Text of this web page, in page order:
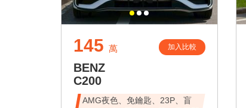
145 萬 加入比較
BENZ
C200
AMG夜色、免鑰匙、23P、盲